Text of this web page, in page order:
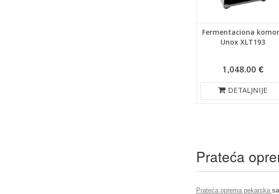
Fermentaciona
Unox XLT193
1,048.00 €
DETALJNIJE
Prateća
Prateća oprema pekarska